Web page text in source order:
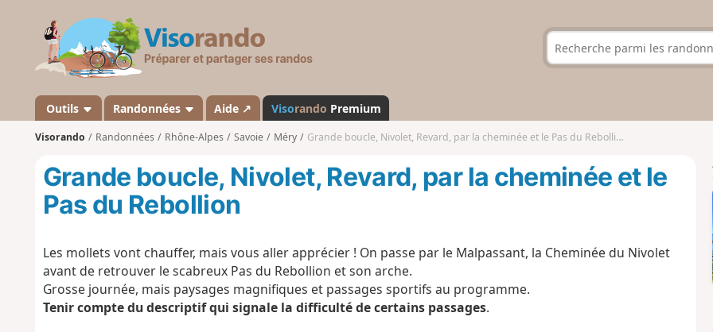
s
a
n
d
Outils Randonnées Aide ↗ Visorando Premium
Visorando Randonnées Rhône-Alpes Savoie Méry Grande boucle, Nivolet, Revard, par la cheminée et le Pas du Rebollion
Grande boucle, Nivolet, Revard, par la cheminée et le
Pas du Rebollion
Les mollets vont chauffer, mais vous aller apprécier ! On passe par le Malpassant, la Cheminée du Nivolet
avant de retrouver le scabreux Pas du Rebollion et son arche.
Grosse journée, mais paysages magnifiques et passages sportifs au programme.
Tenir compte du descriptif qui signale la difficulté de certains passages.